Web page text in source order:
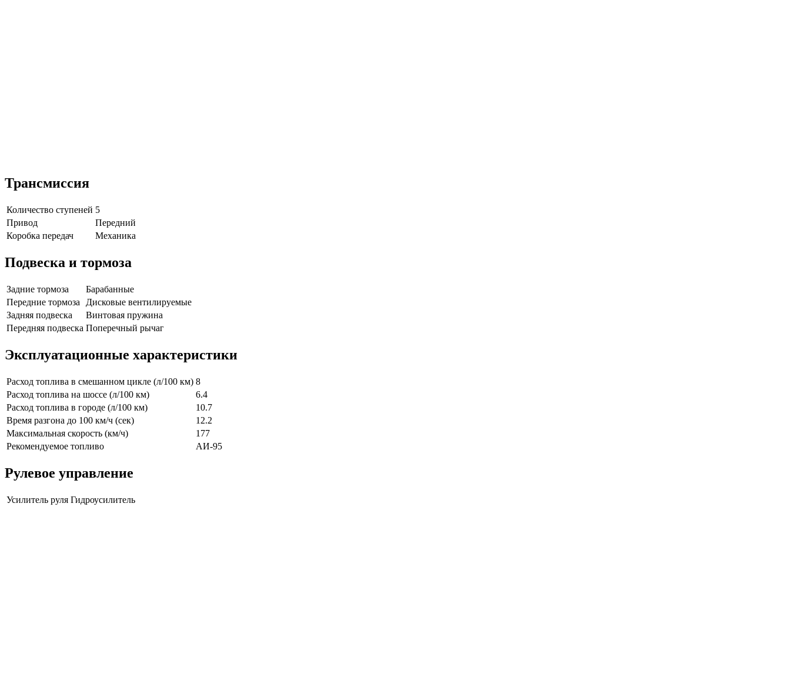
Трансмиссия
Количество ступеней 5
Привод
Передний
Коробка передач
Механика
Подвеска и тормоза
Задние тормоза
Барабанные
Передние тормоза
Дисковые вентилируемые
Задняя подвеска
Винтовая пружина
Передняя подвеска Поперечный рычаг
Эксплуатационные характеристики
Расход топлива в смешанном цикле (л/100 км) 8
Расход топлива на шоссе (л/100 км)
6.4
Расход топлива в городе (л/100 км)
10.7
Время разгона до 100 км/ч (сек)
12.2
Максимальная скорость (км/ч)
177
Рекомендуемое топливо
АИ-95
Рулевое управление
Усилитель руля Гидроусилитель